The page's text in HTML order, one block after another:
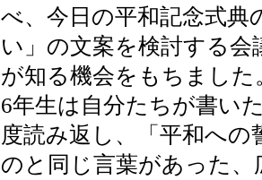
べ、今日の平和記念式典
い」の文案を検討する
が知る機会をもちました
6年生は自分たちが書い
度読み返し、「平和へ
のと同じ言葉があった